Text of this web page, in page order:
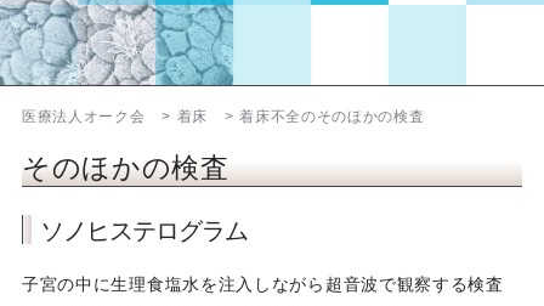
オーク会不妊ブログ
医療法人オーク会 着床 着床不全のそのほかの検査
そのほかの検査
ソノヒステログラム
子宮の中に生理食塩水を注入しながら超音波で観察する検査